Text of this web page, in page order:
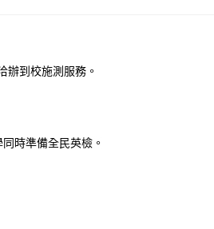
辦到校施測服務。
時準備全民英檢。